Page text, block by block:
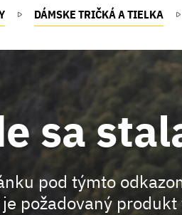
DÁMSKE TRIČKÁ A TIELKA
sa
pod týmto
požadovaný